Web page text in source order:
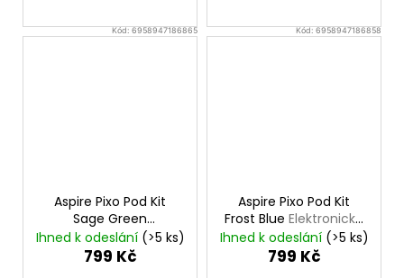
Kód:6958947186865
Aspire Pixo Pod Kit
Sage Green
Elektronická cigareta
Ihned k odeslání (>5 ks)
799 Kč
Kód:6958947186858
Aspire Pixo Pod Kit
Frost Blue Elektronická
cigareta
Ihned k odeslání (>5 ks)
799 Kč